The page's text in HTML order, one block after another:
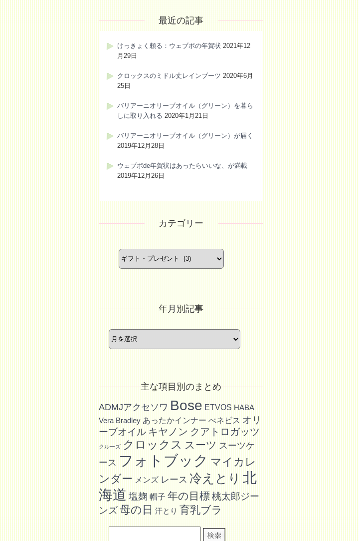
最近の記事
けっきょく頼る：ウェブポの年賀状 2021年12
月29日
クロックスのミドル丈レインブーツ 2020年6月
25日
バリアーニオリーブオイル（グリーン）を暮ら
しに取り入れる 2020年1月21日
バリアーニオリーブオイル（グリーン）が届く
2019年12月28日
ウェブポde年賀状はあったらいいな、が満載
2019年12月26日
カテゴリー
年月別記事
主な項目別のまとめ
ADMJアクセソワ Bose ETVOS HABA
Vera Bradley あったかインナー べネビス オリ
ーブオイル キヤノン クアトロガッツ
クルーズ クロックス スーツ スーツケ
ース フォトブック マイカレ
ンダー メンズ レース 冷えとり 北
海道 塩麹 帽子 年の目標 桃太郎ジー
ンズ母の日 汗とり 育乳ブラ